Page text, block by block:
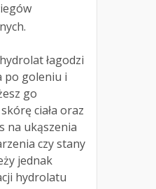
łagodzi
po goleniu i
go
ciała oraz
na ukąszenia
czy stany
jednak
hydrolatu